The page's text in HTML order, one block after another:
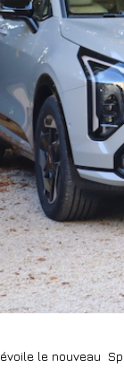
le nouveau